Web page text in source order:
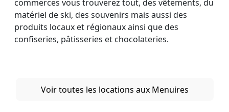
commerces vous trouverez tout, des vêtements, du
matériel de ski, des souvenirs mais aussi des
produits locaux et régionaux ainsi que des
confiseries, pâtisseries et chocolateries.
Voir toutes les locations aux Menuires